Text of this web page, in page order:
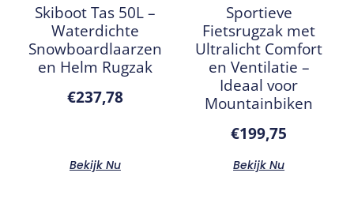
Skiboot Tas 50L –
Waterdichte
Snowboardlaarzen
en Helm Rugzak
€237,78
Bekijk Nu
Sportieve
Fietsrugzak met
Ultralicht Comfort
en Ventilatie –
Ideaal voor
Mountainbiken
€199,75
Bekijk Nu